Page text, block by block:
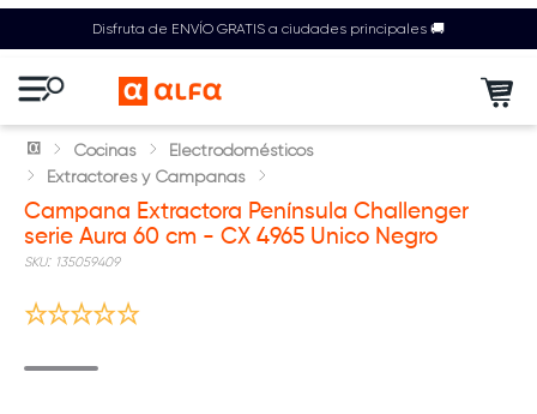
Disfruta de ENVÍO GRATIS a ciudades principales 🚚
Cocinas
Electrodomésticos
Extractores y Campanas
Campana Extractora Península Challenger
serie Aura 60 cm - CX 4965 Unico Negro
: 135059409